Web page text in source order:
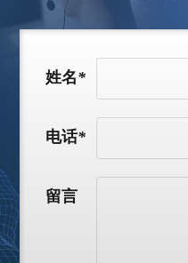
姓名*
电话*
留言